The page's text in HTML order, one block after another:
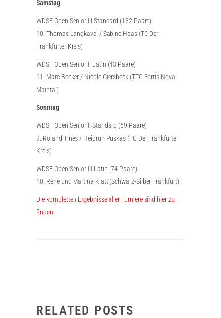
Samstag
WDSF Open Senior III Standard (132 Paare)
10. Thomas Langkavel / Sabine Haas (TC Der
Frankfurter Kreis)
WDSF Open Senior II Latin (43 Paare)
11. Marc Becker / Nicole Giersbeck (TTC Fortis Nova
Maintal)
Sonntag
WDSF Open Senior II Standard (69 Paare)
9. Roland Tines / Heidrun Puskas (TC Der Frankfurter
Kreis)
WDSF Open Senior III Latin (74 Paare)
10. René und Martina Klatt (Schwarz-Silber Frankfurt)
Die kompletten Ergebnisse aller Turniere sind hier zu
finden
RELATED POSTS